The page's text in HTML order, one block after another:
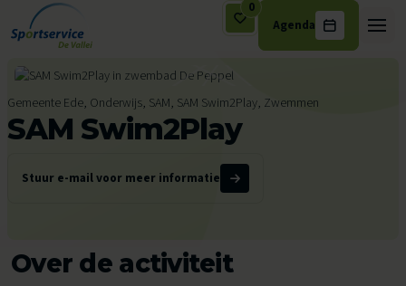
Ga naar de inhoud
0
Agenda
Gemeente Ede, Onderwijs, SAM, SAM Swim2Play, Zwemmen
SAM Swim2Play
Stuur e-mail voor meer informatie
Over de activiteit